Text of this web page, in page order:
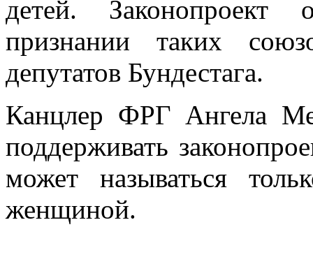
детей.
признании таких
депутатов Бундестага.
Канцлер ФРГ Ангела
поддерживать
может называться
женщиной.